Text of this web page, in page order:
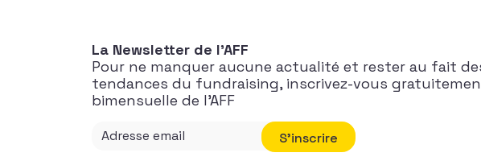
La Newsletter de l’AFF
Pour ne manquer aucune actualité et rester au fait
tendances du fundraising, inscrivez-vous
bimensuelle de l’AFF
S'inscrire